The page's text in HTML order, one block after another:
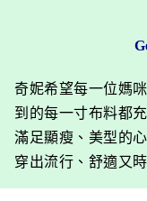
奇妮希望每一位媽
到的每一寸布料都
滿足顯瘦、美型的
穿出流行、舒適又